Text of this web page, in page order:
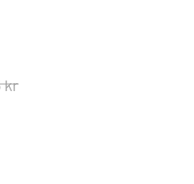
kr